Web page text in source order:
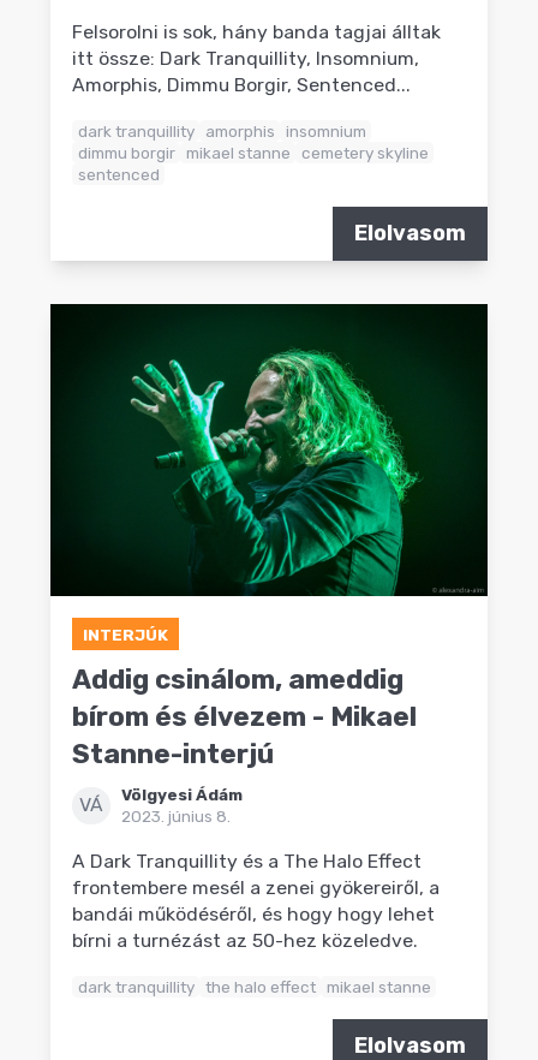
Felsorolni is sok, hány banda tagjai álltak
itt össze: Dark Tranquillity, Insomnium,
Amorphis, Dimmu Borgir, Sentenced...
dark tranquillity amorphis
insomnium
dimmu borgir mikael stanne
cemetery skyline
sentenced
Elolvasom
INTERJÚK
Addig csinálom, ameddig
bírom és élvezem - Mikael
Stanne-interjú
VÁ
Völgyesi Ádám
2023. június 8.
A Dark Tranquillity és a The Halo Effect
frontembere mesél a zenei gyökereiről, a
bandái működéséről, és hogy hogy lehet
bírni a turnézást az 50-hez közeledve.
dark tranquillity the halo effect mikael stanne
Elolvasom